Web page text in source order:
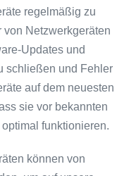
regelmäßig zu
Netzwerkgeräten
Updates und
schließen und Fehler
auf dem neuesten
sie vor bekannten
funktionieren.
können von